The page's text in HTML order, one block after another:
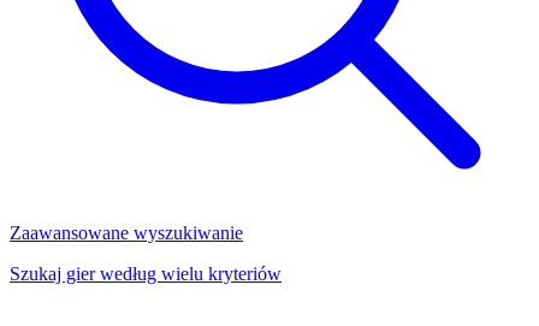
Zaawansowane wyszukiwanie
Szukaj gier według wielu kryteriów